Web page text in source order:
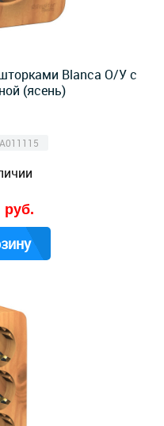
Blanca О/У с
(ясень)
руб.